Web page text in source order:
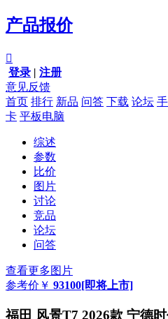
产品报价

登录 | 注册
意见反馈
首页 排行 新品 问答 下载 论坛
卡 平板电脑
综述
参数
比价
图片
讨论
竞品
论坛
问答
查看更多图片
参考价 ￥ 93100[即将上市]
福田 风景T7 2026款 宁德